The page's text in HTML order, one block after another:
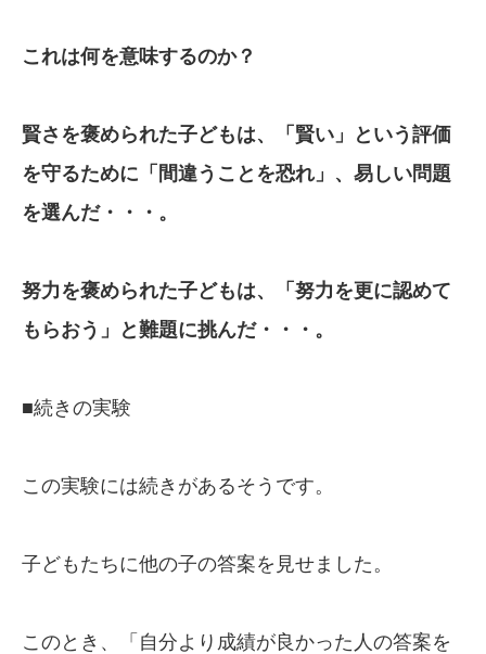
これは何を意味するのか？
賢さを褒められた子どもは、「賢い」という 評価
を守るために「間違うことを恐れ」、 易しい問題
を選んだ・・・。
努力を褒められた子どもは、「努力を更に認めて
もらおう」と難題に挑んだ・・・。
■続きの実験
この実験には続きがあるそうです。
子どもたちに他の子の答案を見せました。
このとき、「自分より成績が良かった人の答案を